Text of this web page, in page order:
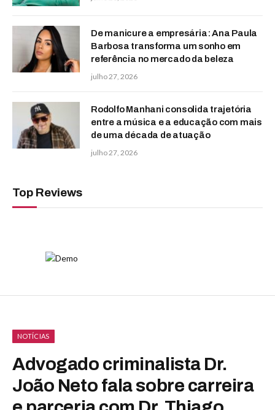
De manicure a empresária: Ana Paula
Barbosa transforma um sonho em
referência no mercado da beleza
julho 27, 2026
Rodolfo Manhani consolida trajetória
entre a música e a educação com mais
de uma década de atuação
julho 27, 2026
Top Reviews
NOTÍCIAS
Advogado criminalista Dr.
João Neto fala sobre carreira